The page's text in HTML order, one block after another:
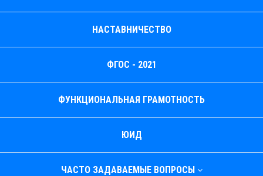
НАСТАВНИЧЕСТВО
ФГОС - 2021
ФУНКЦИОНАЛЬНАЯ ГРАМОТНОСТЬ
ЮИД
ЧАСТО ЗАДАВАЕМЫЕ ВОПРОСЫ